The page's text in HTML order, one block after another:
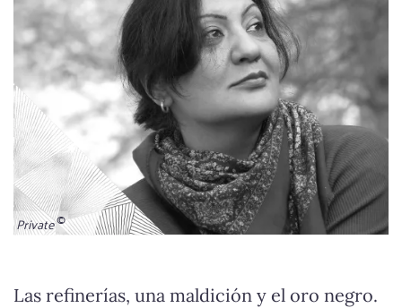
Private
Las refinerías, una maldición y el oro negro.